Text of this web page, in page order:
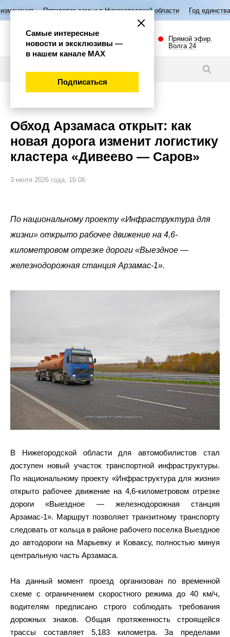
семьи в Нижегородской области Год единства народов России
Прямой эфир.
Волга 24
Обход Арзамаса открыт: как
новая дорога изменит логистику
кластера «Дивеево — Саров»
3 июля 2026 года, 16:06
По национальному проекту «Инфраструктура для
жизни» открыто рабочее движение на 4,6-
километровом отрезке дороги «Выездное —
железнодорожная станция Арзамас-1».
В Нижегородской области для автомобилистов стал
доступен новый участок транспортной инфраструктуры.
По национальному проекту «Инфраструктура для жизни»
открыто рабочее движение на 4,6-километровом отрезке
дороги «Выездное — железнодорожная станция
Арзамас-1». Маршрут позволяет транзитному транспорту
следовать от кольца в районе рабочего поселка Выездное
до автодороги на Марьевку и Коваксу, полностью минуя
центральную часть Арзамаса.
На данный момент проезд организован по временной
схеме с ограничением скоростного режима до 40 км/ч,
водителям предписано строго соблюдать требования
дорожных знаков. Общая протяженность строящейся
трассы составляет 5,183 километра. За пределами
Самые интересные
новости и эксклюзивы —
в нашем канале МАХ
Подписаться